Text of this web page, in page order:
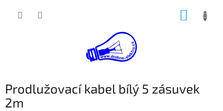
Prodlužovací kabel bílý 5 zásuvek
2m